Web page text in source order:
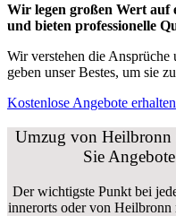
Wir legen großen Wert auf
und bieten professionelle
Wir verstehen die
geben unser Bestes, um sie
Kostenlose Angebote erhalten
Umzug von Heilbronn
Sie
Der wichtigste Punkt bei
innerorts oder von Heilbronn